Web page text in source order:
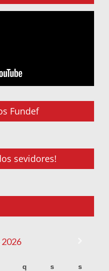
Fundef
sevidores!
2026
q s
s